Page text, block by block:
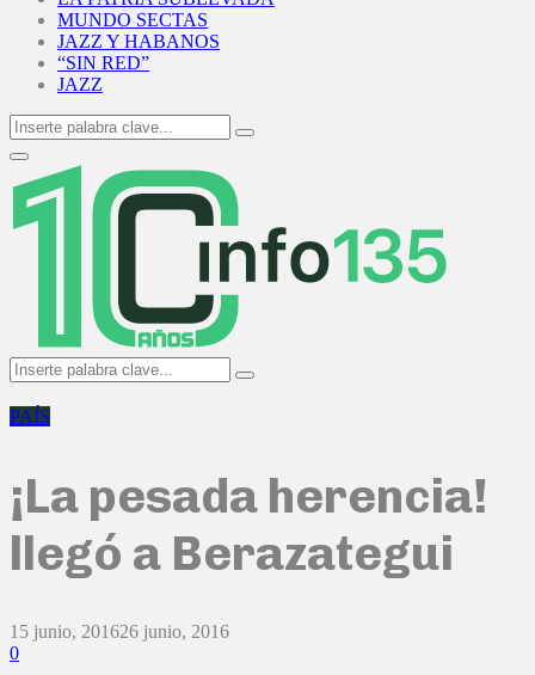
MUNDO SECTAS
JAZZ Y HABANOS
“SIN RED”
JAZZ
Search
for:
Search
Primary
Menu
Search
for:
Search
PAÍS
¡La pesada herencia!
llegó a Berazategui
15 junio, 201626 junio, 2016
0